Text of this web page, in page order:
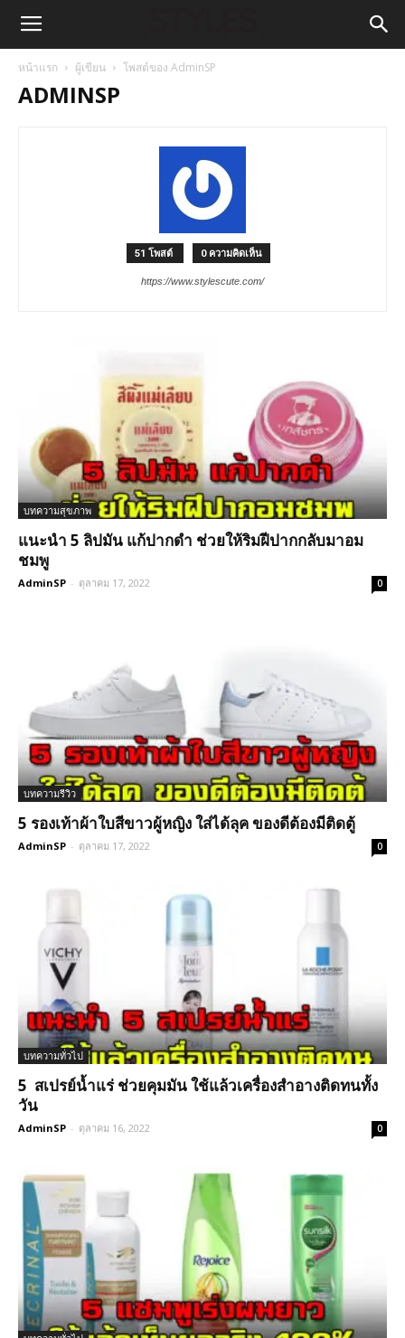
หน้าแรก ผู้เขียน โพสต์ของ AdminSP
ADMINSP
51 โพสต์ 0 ความคิดเห็น
https://www.stylescute.com/
บทความสุขภาพ
แนะนำ 5 ลิปมัน แก้ปากดำ ช่วยให้ริมฝีปากกลับมาอม
ชมพู
AdminSP - ตุลาคม 17, 2022 0
บทความรีวิว
5 รองเท้าผ้าใบสีขาวผู้หญิง ใส่ได้ลุค ของดีต้องมีติดตู้
AdminSP - ตุลาคม 17, 2022 0
บทความทั่วไป
5 สเปรย์น้ำแร่ ช่วยคุมมัน ใช้แล้วเครื่องสำอางติดทนทั้ง
วัน
AdminSP - ตุลาคม 16, 2022 0